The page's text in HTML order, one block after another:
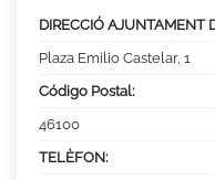
DIRECCIÓ AJUNTAMENT
Plaza Emilio Castelar, 1
Código Postal:
46100
TELÈFON: